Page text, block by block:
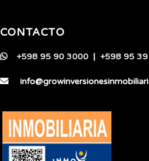
CONTACTO
+598 95 90 3000| +598 95